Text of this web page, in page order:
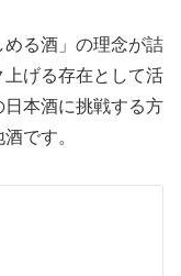
る酒」の理念が詰
上げる存在として活
本酒に挑戦する方
です。